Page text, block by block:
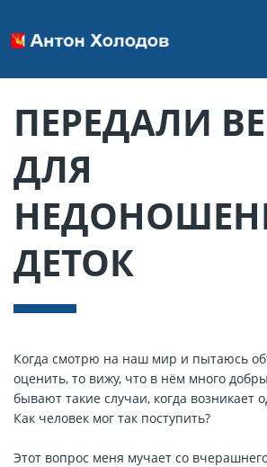
ПЕРЕДАЛИ
ДЛЯ
ДЕТОК
Когда смотрю на наш мир и пытаюсь
оценить, то вижу, что в нём много
бывают такие случаи, когда возникает
Как человек мог так поступить?
Этот вопрос меня мучает со